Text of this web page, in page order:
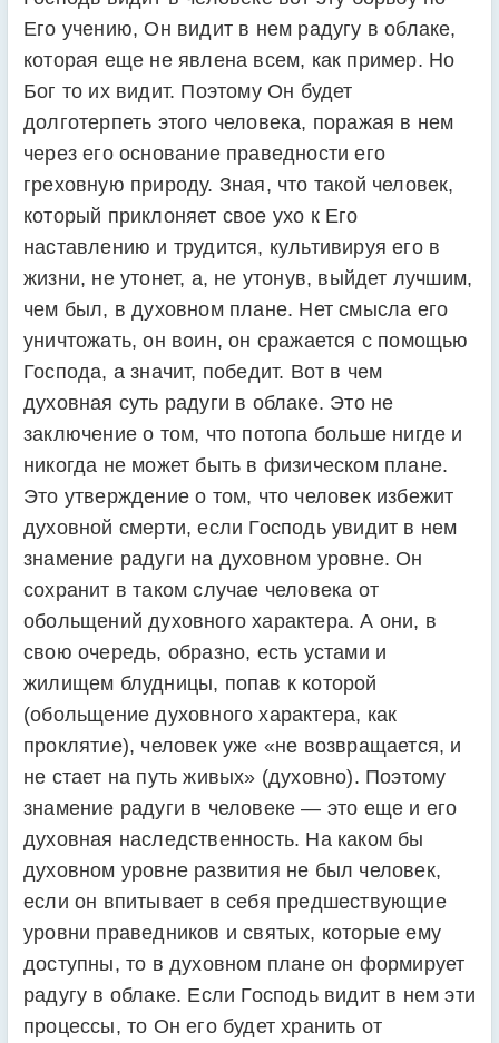
Его учению, Он видит в нем радугу в облаке,
которая еще не явлена всем, как пример. Но
Бог то их видит. Поэтому Он будет
долготерпеть этого человека, поражая в нем
через его основание праведности его
греховную природу. Зная, что такой человек,
который приклоняет свое ухо к Его
наставлению и трудится, культивируя его в
жизни, не утонет, а, не утонув, выйдет лучшим,
чем был, в духовном плане. Нет смысла его
уничтожать, он воин, он сражается с помощью
Господа, а значит, победит. Вот в чем
духовная суть радуги в облаке. Это не
заключение о том, что потопа больше нигде и
никогда не может быть в физическом плане.
Это утверждение о том, что человек избежит
духовной смерти, если Господь увидит в нем
знамение радуги на духовном уровне. Он
сохранит в таком случае человека от
обольщений духовного характера. А они, в
свою очередь, образно, есть устами и
жилищем блудницы, попав к которой
(обольщение духовного характера, как
проклятие), человек уже «не возвращается, и
не стает на путь живых» (духовно). Поэтому
знамение радуги в человеке — это еще и его
духовная наследственность. На каком бы
духовном уровне развития не был человек,
если он впитывает в себя предшествующие
уровни праведников и святых, которые ему
доступны, то в духовном плане он формирует
радугу в облаке. Если Господь видит в нем эти
процессы, то Он его будет хранить от